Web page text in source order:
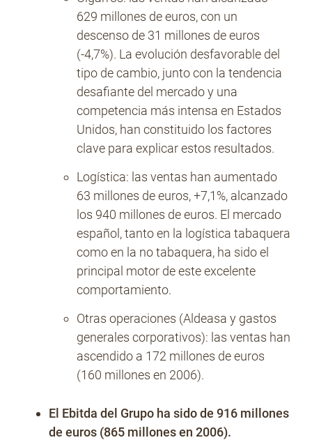
629 millones de euros, con un
descenso de 31 millones de euros
(-4,7%). La evolución desfavorable del
tipo de cambio, junto con la tendencia
desafiante del mercado y una
competencia más intensa en Estados
Unidos, han constituido los factores
clave para explicar estos resultados.
Logística: las ventas han aumentado
63 millones de euros, +7,1%, alcanzado
los 940 millones de euros. El mercado
español, tanto en la logística tabaquera
como en la no tabaquera, ha sido el
principal motor de este excelente
comportamiento.
Otras operaciones (Aldeasa y gastos
generales corporativos): las ventas han
ascendido a 172 millones de euros
(160 millones en 2006).
El Ebitda del Grupo ha sido de 916 millones
de euros (865 millones en 2006).